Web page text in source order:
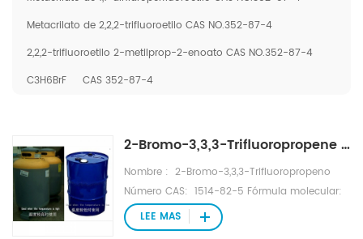
± 10 (o añadido según requisitos del cliente)
Envase: 200 kg/barril
Metacrilato de 2,2,2-trifluoroetilo CAS NO.352-87-4
2,2,2-trifluoroetilo 2-metilprop-2-enoato CAS NO.352-87-4
C3H6BrF
CAS 352-87-4
2-Bromo-3,3,3-Trifluoropropene CAS NO.1514-82-5 como origen de silicona de China.
Nombre : 2-Bromo-3,3,3-Trifluoropropeno
Número CAS: 1514-82-5 Fórmula molecular:
CF3CBr=CH2 Peso molecular (g/mol): 174,9
Pureza%: ≥ 99,5 Aspecto: Líquido transparente
LEE MAS